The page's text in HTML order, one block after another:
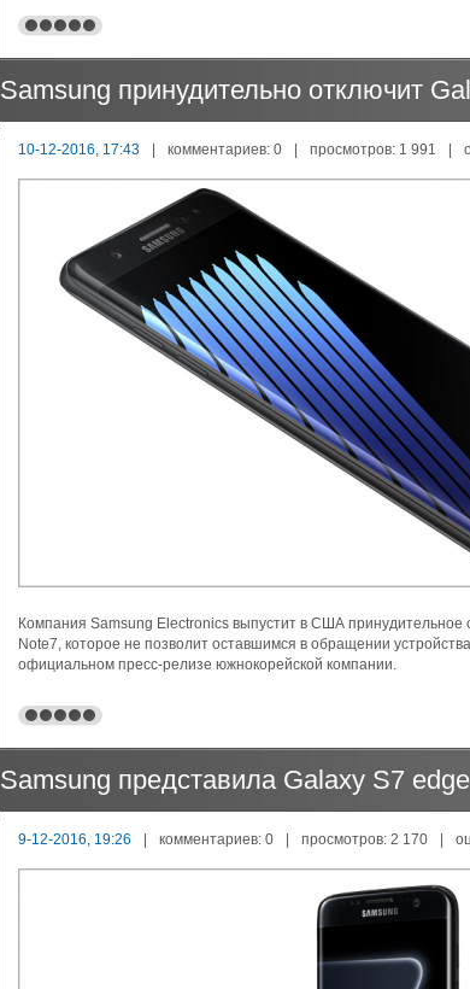
Samsung принудительно отключит
10-12-2016, 17:43 | комментариев: 0 | просмотров: 1 991 |
Компания Samsung Electronics выпустит в США
Note7, которое не позволит оставшимся в обращении
официальном пресс-релизе южнокорейской компании.
Samsung представила Galaxy S7
9-12-2016, 19:26 | комментариев: 0 | просмотров: 2 170 |